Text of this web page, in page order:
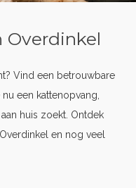
Overdinkel
Vind een betrouwbare
een kattenopvang,
huis zoekt. Ontdek
en nog veel